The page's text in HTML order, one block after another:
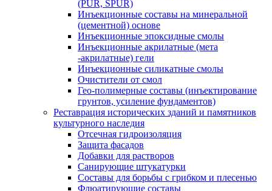
(PUR, SPUR)
Инъекционные составы на минеральной
(цементной) основе
Инъекционные эпоксидные смолы
Инъекционные акрилатные (мета
-акрилатные) гели
Инъекционные силикатные смолы
Очистители от смол
Гео-полимерные составы (инъектирование
грунтов, усиление фундаментов)
Реставрация исторических зданий и памятников
культурного наследия
Отсечная гидроизоляция
Защита фасадов
Добавки для растворов
Санирующие штукатурки
Составы для борьбы с грибком и плесенью
Флюатирующие составы